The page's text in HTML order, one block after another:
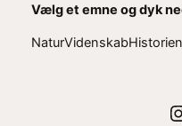
Vælg et emne og dyk
NaturVidenskab